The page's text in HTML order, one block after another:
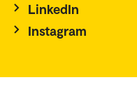
LinkedIn
Instagram